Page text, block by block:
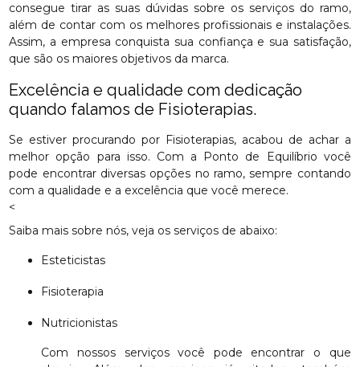
consegue tirar as suas dúvidas sobre os serviços do ramo,
além de contar com os melhores profissionais e instalações.
Assim, a empresa conquista sua confiança e sua satisfação,
que são os maiores objetivos da marca.
Excelência e qualidade com dedicação
quando falamos de Fisioterapias.
Se estiver procurando por Fisioterapias, acabou de achar a
melhor opção para isso. Com a Ponto de Equilíbrio você
pode encontrar diversas opções no ramo, sempre contando
com a qualidade e a excelência que você merece.
<
Saiba mais sobre nós, veja os serviços de abaixo:
Esteticistas
Fisioterapia
Nutricionistas
Com nossos serviços você pode encontrar o que